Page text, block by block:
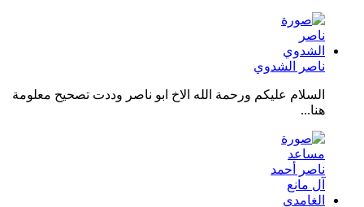
ناصر الشدوي
السلام عليكم ورحمة الله الاخ ابو ناصر وددت تصحيح معلومة
هنا...